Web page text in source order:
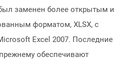
заменен более открытым и
форматом, XLSX, с
Excel 2007. Последние
обеспечивают